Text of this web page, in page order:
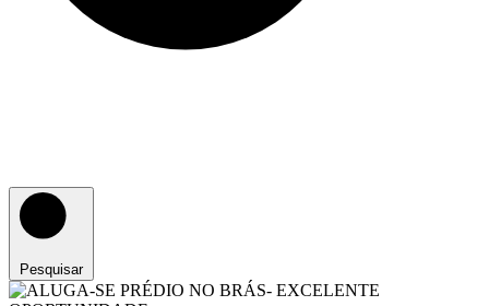
Pesquisar